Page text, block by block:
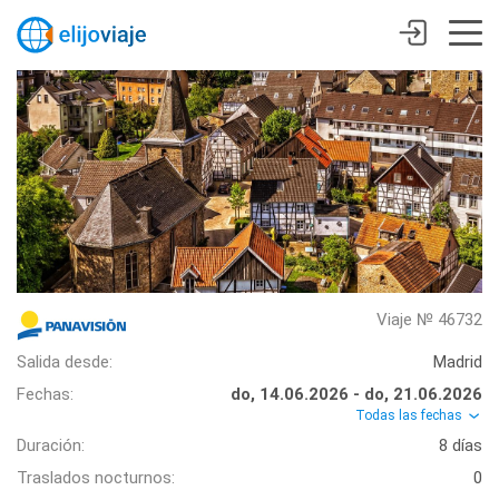
Viaje № 46732
Salida desde:
Madrid
Fechas:
do, 14.06.2026 - do, 21.06.2026
Todas las fechas
Duración:
8 días
Traslados nocturnos:
0